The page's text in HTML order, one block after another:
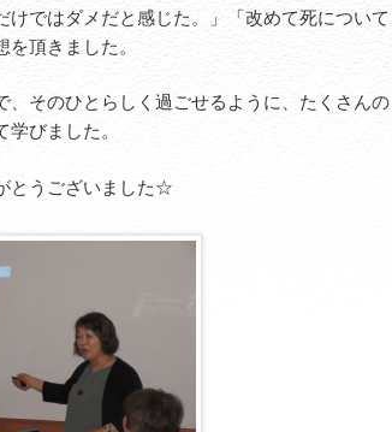
ではダメだと感じた。」「改めて死について
頂きました。
そのひとらしく過ごせるように、たくさんの
びました。
とうございました☆